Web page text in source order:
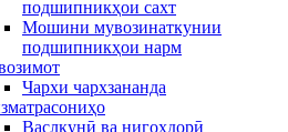
подшипникҳои сахт
Мошини мувозинаткунии
подшипникҳои нарм
Чархи чархзананда
Васлкунӣ ва нигоҳдорӣ